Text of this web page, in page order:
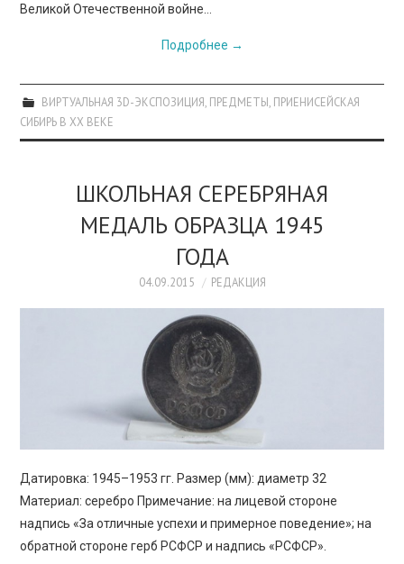
Великой Отечественной войне…
Подробнее →
ВИРТУАЛЬНАЯ 3D-ЭКСПОЗИЦИЯ, ПРЕДМЕТЫ, ПРИЕНИСЕЙСКАЯ
СИБИРЬ В XX ВЕКЕ
ШКОЛЬНАЯ СЕРЕБРЯНАЯ
МЕДАЛЬ ОБРАЗЦА 1945
ГОДА
04.09.2015 РЕДАКЦИЯ
Датировка: 1945–1953 гг. Размер (мм): диаметр 32
Материал: серебро Примечание: на лицевой стороне
надпись «За отличные успехи и примерное поведение»; на
обратной стороне герб РСФСР и надпись «РСФСР».